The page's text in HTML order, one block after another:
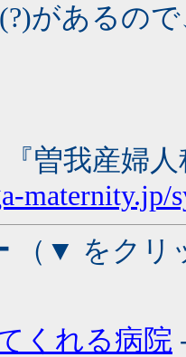
があるの
曽我産婦
maternity.jp/
（▼ をクリ
くれる病院